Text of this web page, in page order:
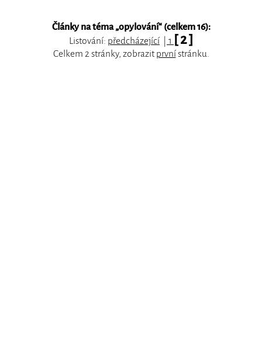
Články na téma „opylování“ (celkem 16):
Listování: předcházející 1 [ 2 ]
Celkem 2 stránky, zobrazitprvnístránku.